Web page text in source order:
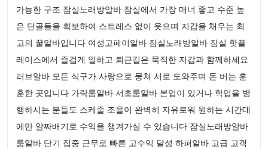
가능한 구조 잠실노래방알바 잠실에서 가장 매너 좋고 수준 높
은 단골들을 확보하여 스트레스 없이 웃으며 지갑을 채우는 최
고의 꿀알바입니다 여성고페이알바 잠실노래방알바 잠실 핫플
레이스에서 즐겁게 일하고 퇴근길은 묵직한 지갑과 함께하세요
러브알바 모든 식구가 사랑으로 뭉쳐 서로 도와주며 돈 버는 훈
훈한 곳입니다 가락룸알바 서초룸알바 본업이 있거나 학업을 병
행하시는 분들도 스케줄 조율이 완벽히 자유로워 원하는 시간대
에만 알짜배기로 수익을 챙겨가실 수 있습니다 잠실노래방알바
룸알바 단기 집중 근무로 빠른 고수익 달성 하퍼알바 고급 고객